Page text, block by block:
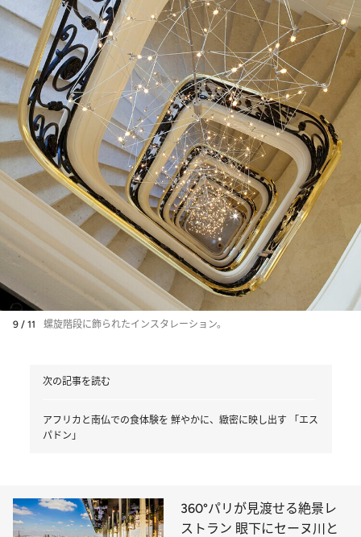
9 / 11 螺旋階段に飾られたインスタレーション。
次の記事を読む
アフリカと南仏での食体験を 鮮やかに、緻密に映し出す 「エス
パドン」
360°パリが見渡せる絶景レ
ストラン 眼下にセーヌ川と